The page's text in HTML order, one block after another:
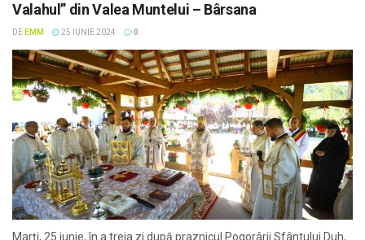
Valahul” din Valea Muntelui – Bârsana
DE EMM 25 IUNIE 2024 0
Marți, 25 iunie, în a treia zi după praznicul Pogorârii Sfântului Duh,